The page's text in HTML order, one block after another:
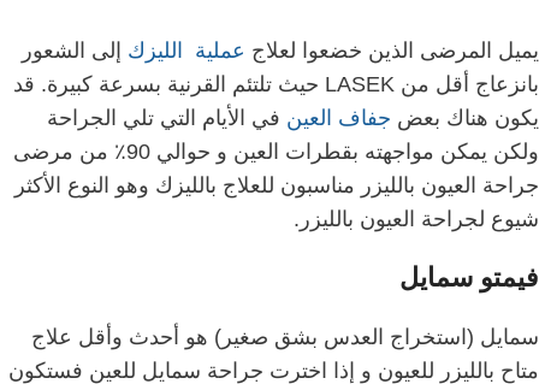
يميل المرضى الذين خضعوا لعلاج عملية الليزك إلى الشعور
بانزعاج أقل من LASEK حيث تلتئم القرنية بسرعة كبيرة. قد
يكون هناك بعض جفاف العين في الأيام التي تلي الجراحة
ولكن يمكن مواجهته بقطرات العين و حوالي 90٪ من مرضى
جراحة العيون بالليزر مناسبون للعلاج بالليزك وهو النوع الأكثر
شيوع لجراحة العيون بالليزر.
فيمتو سمايل
سمايل (استخراج العدس بشق صغير) هو أحدث وأقل علاج
متاح بالليزر للعيون و إذا اخترت جراحة سمايل للعين فستكون